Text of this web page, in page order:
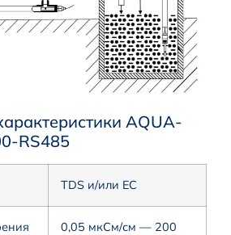
AQUA-
RS485
TDS и/или EC
0,05 мкСм/см — 200